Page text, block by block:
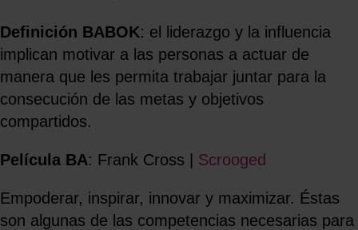
Definición BABOK: el liderazgo y la influencia
implican motivar a las personas a actuar de
manera que les permita trabajar juntar para la
consecución de las metas y objetivos
compartidos.
Película BA: Frank Cross | Scrooged
Empoderar, inspirar, innovar y maximizar. Éstas
son algunas de las competencias necesarias para